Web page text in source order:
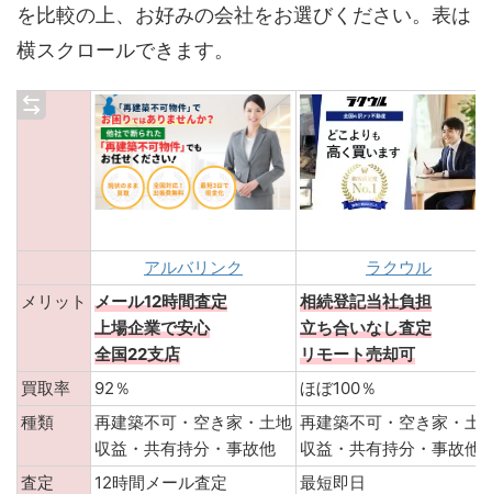
を比較の上、お好みの会社をお選びください。表は
横スクロールできます。
アルバリンク
ラクウル
メリット メール12時間査定
上場企業で安心
全国22支店
相続登記当社負担
立ち合いなし査定
リモート売却可
買取率
92％
ほぼ100％
種類
再建築不可・空き家・土地
収益・共有持分・事故他
再建築不可・空き家・土
収益・共有持分・事故他
査定
12時間メール査定
最短即日